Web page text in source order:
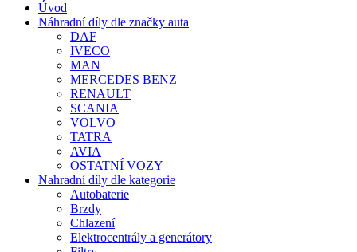
Úvod
Náhradní díly dle značky auta
DAF
IVECO
MAN
MERCEDES BENZ
RENAULT
SCANIA
VOLVO
TATRA
AVIA
OSTATNÍ VOZY
Nahradní díly dle kategorie
Autobaterie
Brzdy
Chlazení
Elektrocentrály a generátory